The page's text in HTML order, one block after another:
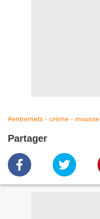
#entremets - crème - mousse
Partager